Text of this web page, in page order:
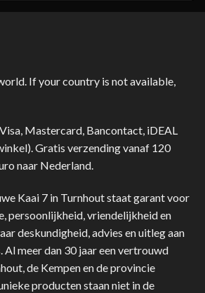
If your country is not available,
Mastercard, Bancontact, iDEAL
Gratis verzending vanaf 120
naar Nederland.
Kaai 7 in Turnhout staat garant voor
persoonlijkheid, vriendelijkheid en
deskundigheid, advies en uitleg aan
Al meer dan 30 jaar een vertrouwd
de Kempen en de provincie
producten staan niet in de